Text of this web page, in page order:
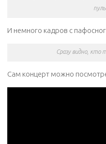
И немного кадров с
Сразу видно, кто
Сам концерт можно